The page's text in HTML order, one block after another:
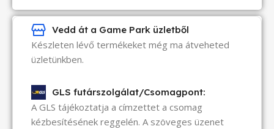
Vedd át a Game Park üzletből
Készleten lévő termékeket még ma átveheted
üzletünkben.
GLS futárszolgálat/Csomagpont:
A GLS tájékoztatja a címzettet a csomag
kézbesítésének reggelén. A szöveges üzenet